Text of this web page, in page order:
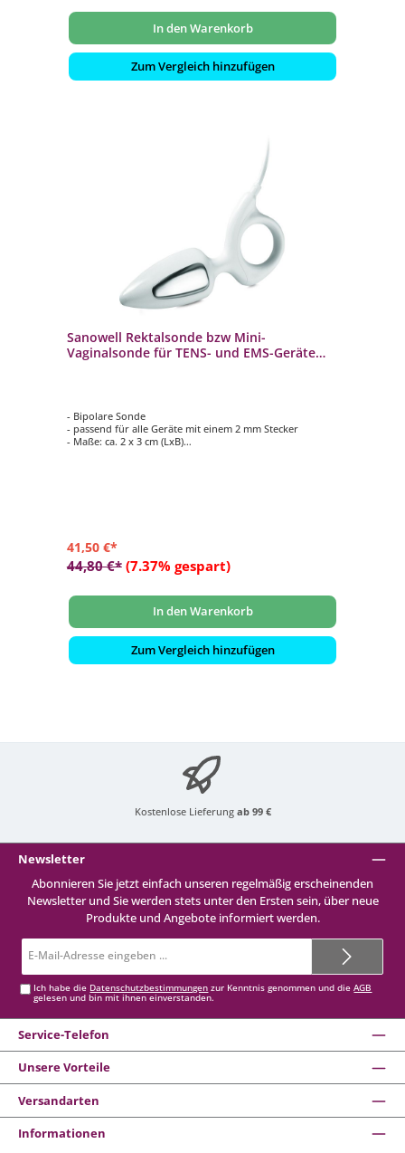
In den Warenkorb
Zum Vergleich hinzufügen
Sanowell Rektalsonde bzw Mini-
Vaginalsonde für TENS- und EMS-Geräte
- Bipolare Sonde
- passend für alle Geräte mit einem 2 mm Stecker
- Maße: ca. 2 x 3 cm (LxB)
41,50 €*
44,80 €* (7.37% gespart)
In den Warenkorb
Zum Vergleich hinzufügen
Kostenlose Lieferung ab 99 €
Newsletter
Abonnieren Sie jetzt einfach unseren regelmäßig erscheinenden
Newsletter und Sie werden stets unter den Ersten sein, über neue
Produkte und Angebote informiert werden.
Mail-
Ich habe die Datenschutzbestimmungen zur Kenntnis genommen und dieAGB
gelesen und bin mit ihnen einverstanden.
Service-Telefon
Unsere Vorteile
Versandarten
Informationen